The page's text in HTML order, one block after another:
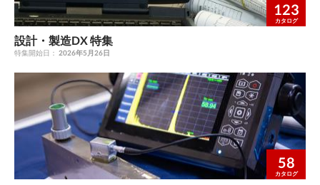
123
カタログ
設計・製造DX 特集
特集開始日： 2026年5月26日
58
カタログ